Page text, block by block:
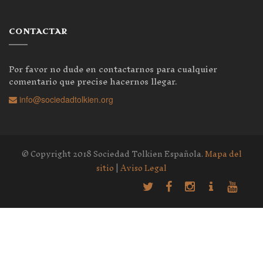
CONTACTAR
Por favor no dude en contactarnos para cualquier
comentario que precise hacernos llegar.
info@sociedadtolkien.org
© Copyright 2018 Sociedad Tolkien Española.Mapa del
sitio|Aviso Legal